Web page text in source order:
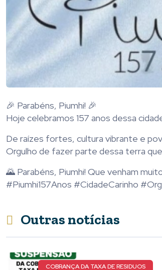
🎉 Parabéns, Piumhi! 🎉
Hoje celebramos 157 anos dessa
De raízes fortes, cultura vibrante e
Orgulho de fazer parte dessa terra
🌄 Parabéns, Piumhi! Que venham
#Piumhi157Anos #CidadeCarinho
Outras notícias
NOVOS DETALHES DO CASO